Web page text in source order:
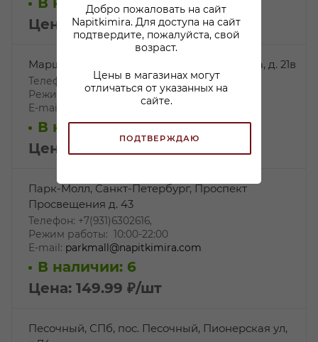
Добро пожаловать на сайт
Napitkimira. Для доступа на сайт
подтвердите, пожалуйста, свой
возраст.
Цены в магазинах могут
отличаться от указанных на
сайте.
ПОДТВЕРЖДАЮ
Цена: 149.99₽/шт
Маршала Захарова, ул. Маршала Захарова, д. 21в
Телефон: +7 812 244-14-78,
Режим работы: 10:00-22:00
E-mail:
Zaxar21@napitkimira.com
В наличии: 2
Цена: 149.99
₽ /шт
Парк-Молл, Санкт-Петербург, Проспект
Просвещения д. 43
Телефон: +7(931)6302616,
Режим работы: 10:00-22:00
E-mail: parkmall@napitkimira.com
В наличии: 6
Цена: 149.99 ₽/шт
Песочный, СПб, пос. Песочный, Пионерская ул,